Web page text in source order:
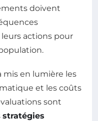
doivent
actions pour
en lumière les
et les coûts
sont
stratégies